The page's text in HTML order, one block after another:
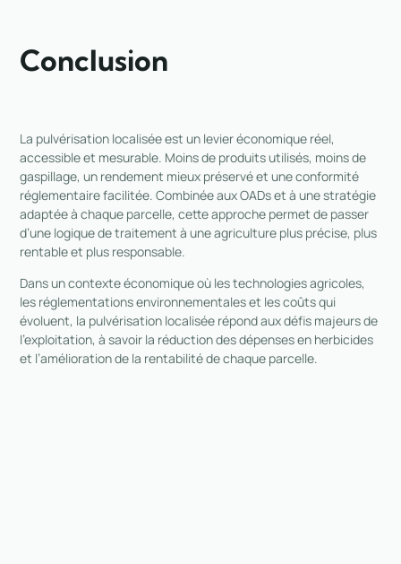
Conclusion
La pulvérisation localisée est un levier économique réel,
accessible et mesurable. Moins de produits utilisés, moins de
gaspillage, un rendement mieux préservé et une conformité
réglementaire facilitée. Combinée aux OADs et à une stratégie
adaptée à chaque parcelle, cette approche permet de passer
d’une logique de traitement à une agriculture plus précise, plus
rentable et plus responsable.
Dans un contexte économique où les technologies agricoles,
les réglementations environnementales et les coûts qui
évoluent, la pulvérisation localisée répond aux défis majeurs de
l’exploitation, à savoir la réduction des dépenses en herbicides
et l’amélioration de la rentabilité de chaque parcelle.